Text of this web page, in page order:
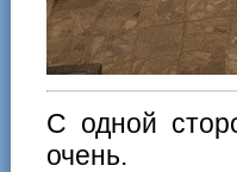
С одной
очень.